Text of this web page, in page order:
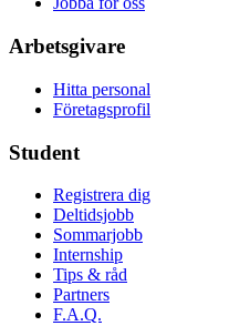
Arbetsgivare
Hitta personal
Företagsprofil
Student
Registrera dig
Deltidsjobb
Sommarjobb
Internship
Tips & råd
Partners
F.A.Q.